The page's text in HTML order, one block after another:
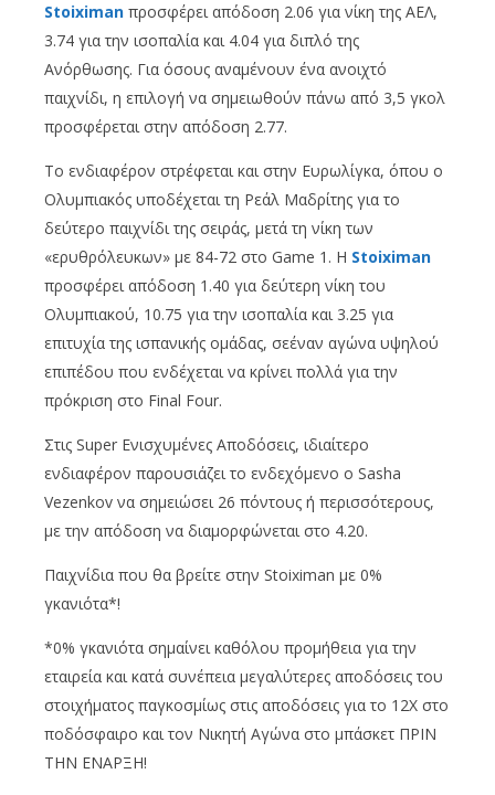
Stoiximan προσφέρει απόδοση 2.06 για νίκη της ΑΕΛ,
3.74 για την ισοπαλία και 4.04 για διπλό της
Ανόρθωσης. Για όσους αναμένουν ένα ανοιχτό
παιχνίδι, η επιλογή να σημειωθούν πάνω από 3,5 γκολ
προσφέρεται στην απόδοση 2.77.
Το ενδιαφέρον στρέφεται και στην Ευρωλίγκα, όπου ο
Ολυμπιακός υποδέχεται τη Ρεάλ Μαδρίτης για το
δεύτερο παιχνίδι της σειράς, μετά τη νίκη των
«ερυθρόλευκων» με 84-72 στο Game 1. Η Stoiximan
προσφέρει απόδοση 1.40 για δεύτερη νίκη του
Ολυμπιακού, 10.75 για την ισοπαλία και 3.25 για
επιτυχία της ισπανικής ομάδας, σεέναν αγώνα υψηλού
επιπέδου που ενδέχεται να κρίνει πολλά για την
πρόκριση στο Final Four.
Στις Super Ενισχυμένες Αποδόσεις, ιδιαίτερο
ενδιαφέρον παρουσιάζει το ενδεχόμενο ο Sasha
Vezenkov να σημειώσει 26 πόντους ή περισσότερους,
με την απόδοση να διαμορφώνεται στο 4.20.
Παιχνίδια που θα βρείτε στην Stoiximan με 0%
γκανιότα*!
*0% γκανιότα σημαίνει καθόλου προμήθεια για την
εταιρεία και κατά συνέπεια μεγαλύτερες αποδόσεις του
στοιχήματος παγκοσμίως στις αποδόσεις για το 12Χ στο
ποδόσφαιρο και τον Νικητή Αγώνα στο μπάσκετ ΠΡΙΝ
ΤΗΝ ΕΝΑΡΞΗ!